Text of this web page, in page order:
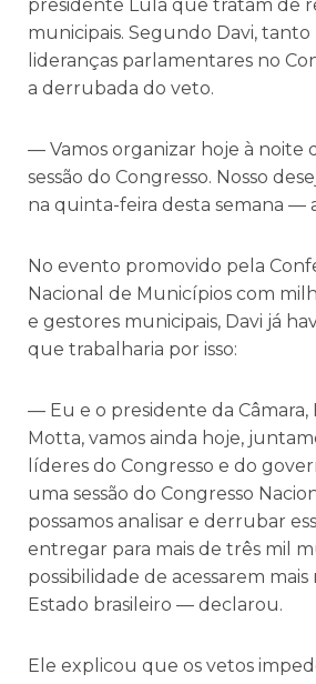
presidente Lula que tratam de
municipais. Segundo Davi,
lideranças parlamentares no
a derrubada do veto.
— Vamos organizar hoje à noite
sessão do Congresso. Nosso
na quinta-feira desta semana —
No evento promovido pela
Nacional de Municípios com
e gestores municipais, Davi já
que trabalharia por isso:
— Eu e o presidente da Câmara,
Motta, vamos ainda hoje,
líderes do Congresso e do
uma sessão do Congresso
possamos analisar e derrubar
entregar para mais de três mil
possibilidade de acessarem
Estado brasileiro — declarou.
Ele explicou que os vetos